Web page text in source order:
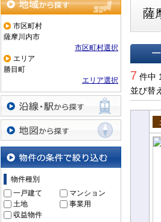
地域から探す
市区町村
薩摩川内市
市区町村選択
エリア
勝目町
エリア選択
沿線・駅から探す
地図から探す
物件の条件で絞り込む
物件種別
一戸建て
マンション
土地
事業用
収益物件
薩
7 件中
並び替